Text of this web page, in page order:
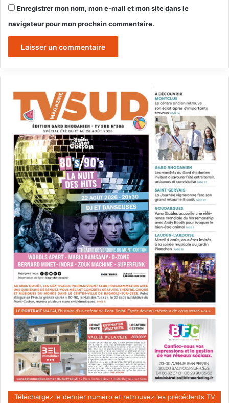
Enregistrer mon nom, mon e-mail et mon site dans le
navigateur pour mon prochain commentaire.
Téléchargez le dernier numéro et retrouvez les précédents TV